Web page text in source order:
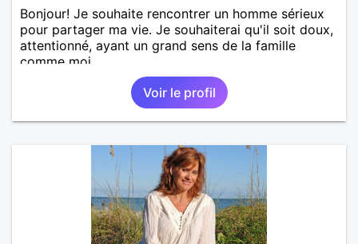
Bonjour! Je souhaite rencontrer un homme sérieux
pour partager ma vie. Je souhaiterai qu'il soit doux,
attentionné, ayant un grand sens de la famille
comme moi.
Voir le profil